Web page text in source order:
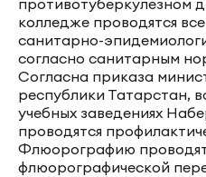
колледже проводятся
санитарно-
согласно санитарным
Согласна приказа
республики Татарстан,
учебных заведениях
проводятся
Флюорографию
флюорографической